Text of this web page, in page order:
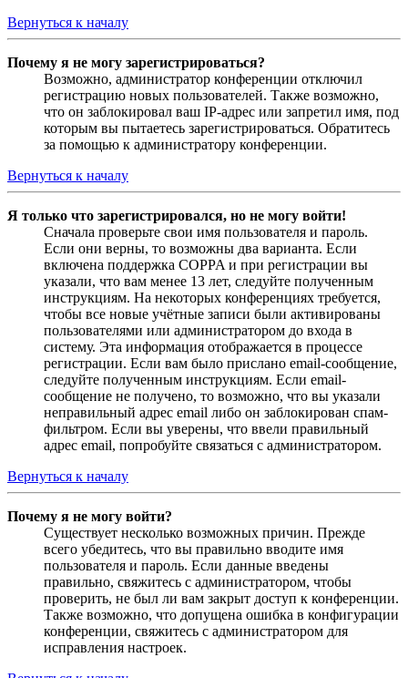
Вернуться к началу
Почему я не могу зарегистрироваться?
Возможно, администратор конференции отключил
регистрацию новых пользователей. Также возможно,
что он заблокировал ваш IP-адрес или запретил имя, под
которым вы пытаетесь зарегистрироваться. Обратитесь
за помощью к администратору конференции.
Вернуться к началу
Я только что зарегистрировался, но не могу войти!
Сначала проверьте свои имя пользователя и пароль.
Если они верны, то возможны два варианта. Если
включена поддержка COPPA и при регистрации вы
указали, что вам менее 13 лет, следуйте полученным
инструкциям. На некоторых конференциях требуется,
чтобы все новые учётные записи были активированы
пользователями или администратором до входа в
систему. Эта информация отображается в процессе
регистрации. Если вам было прислано email-сообщение,
следуйте полученным инструкциям. Если email-
сообщение не получено, то возможно, что вы указали
неправильный адрес email либо он заблокирован спам-
фильтром. Если вы уверены, что ввели правильный
адрес email, попробуйте связаться с администратором.
Вернуться к началу
Почему я не могу войти?
Существует несколько возможных причин. Прежде
всего убедитесь, что вы правильно вводите имя
пользователя и пароль. Если данные введены
правильно, свяжитесь с администратором, чтобы
проверить, не был ли вам закрыт доступ к конференции.
Также возможно, что допущена ошибка в конфигурации
конференции, свяжитесь с администратором для
исправления настроек.